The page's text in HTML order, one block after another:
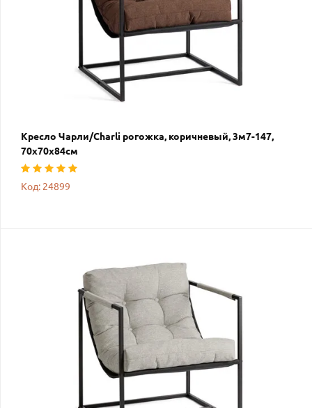
Кресло Чарли/Charli рогожка, коричневый, 3м7-147,
70х70х84см
Код: 24899